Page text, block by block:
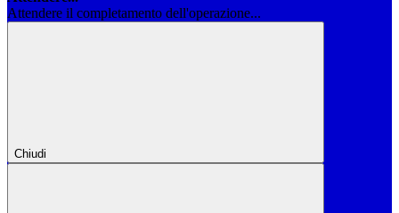
Attendere il completamento dell'operazione...
Chiudi